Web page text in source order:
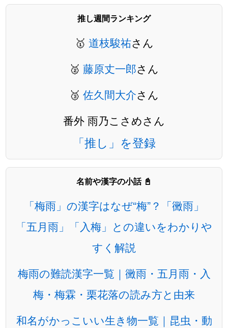
推し週間ランキング
🥇 道枝駿祐さん
🥈 藤原丈一郎さん
🥉 佐久間大介さん
番外 雨乃こさめさん
「推し」を登録
名前や漢字の小話 📓
「梅雨」の漢字はなぜ“梅”？「黴雨」
「五月雨」「入梅」との違いをわかりや
すく解説
梅雨の難読漢字一覧｜黴雨・五月雨・入
梅・梅霖・栗花落の読み方と由来
和名がかっこいい生き物一覧｜昆虫・動